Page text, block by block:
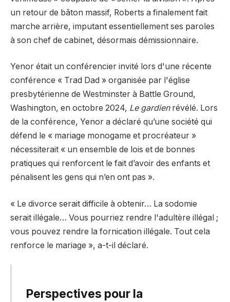
un retour de bâton massif, Roberts a finalement fait
marche arrière, imputant essentiellement ses paroles
à son chef de cabinet, désormais démissionnaire.
Yenor était un conférencier invité lors d'une récente
conférence « Trad Dad » organisée par l'église
presbytérienne de Westminster à Battle Ground,
Washington, en octobre 2024, Le gardien révélé. Lors
de la conférence, Yenor a déclaré qu’une société qui
défend le « mariage monogame et procréateur »
nécessiterait « un ensemble de lois et de bonnes
pratiques qui renforcent le fait d’avoir des enfants et
pénalisent les gens qui n’en ont pas ».
« Le divorce serait difficile à obtenir… La sodomie
serait illégale… Vous pourriez rendre l'adultère illégal ;
vous pouvez rendre la fornication illégale. Tout cela
renforce le mariage », a-t-il déclaré.
Perspectives pour la